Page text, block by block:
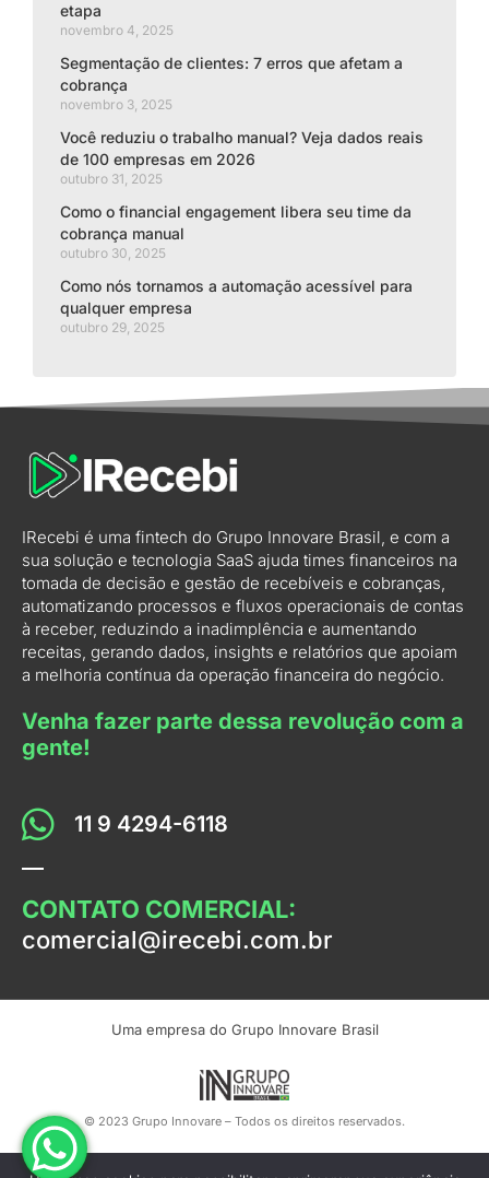
etapa
novembro 4, 2025
Segmentação de clientes: 7 erros que afetam a
cobrança
novembro 3, 2025
Você reduziu o trabalho manual? Veja dados reais
de 100 empresas em 2026
outubro 31, 2025
Como o financial engagement libera seu time da
cobrança manual
outubro 30, 2025
Como nós tornamos a automação acessível para
qualquer empresa
outubro 29, 2025
IRecebi é uma fintech do Grupo Innovare Brasil, e com a
sua solução e tecnologia SaaS ajuda times financeiros na
tomada de decisão e gestão de recebíveis e cobranças,
automatizando processos e fluxos operacionais de contas
à receber, reduzindo a inadimplência e aumentando
receitas, gerando dados, insights e relatórios que apoiam
a melhoria contínua da operação financeira do negócio.
Venha fazer parte dessa revolução com a
gente!
11 9 4294-6118
CONTATO COMERCIAL:
comercial@irecebi.com.br
Uma empresa do Grupo Innovare Brasil
© 2023 Grupo Innovare – Todos os direitos reservados.